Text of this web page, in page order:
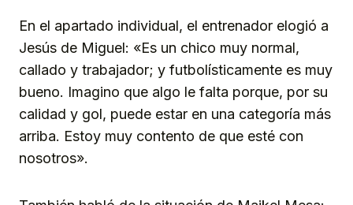
En el apartado individual, el entrenador elogió a
Jesús de Miguel: «Es un chico muy normal,
callado y trabajador; y futbolísticamente es muy
bueno. Imagino que algo le falta porque, por su
calidad y gol, puede estar en una categoría más
arriba. Estoy muy contento de que esté con
nosotros».